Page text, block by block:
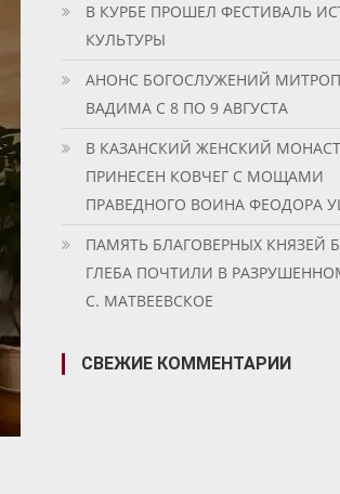
В КУРБЕ ПРОШЕЛ ФЕСТИВАЛЬ
КУЛЬТУРЫ
АНОНС БОГОСЛУЖЕНИЙ
ВАДИМА С 8 ПО 9 АВГУСТА
В КАЗАНСКИЙ ЖЕНСКИЙ
ПРИНЕСЕН КОВЧЕГ С МОЩАМИ
ПРАВЕДНОГО ВОИНА ФЕОДОРА
ПАМЯТЬ БЛАГОВЕРНЫХ КНЯЗЕЙ
ГЛЕБА ПОЧТИЛИ В
С. МАТВЕЕВСКОЕ
СВЕЖИЕ КОММЕНТАРИИ